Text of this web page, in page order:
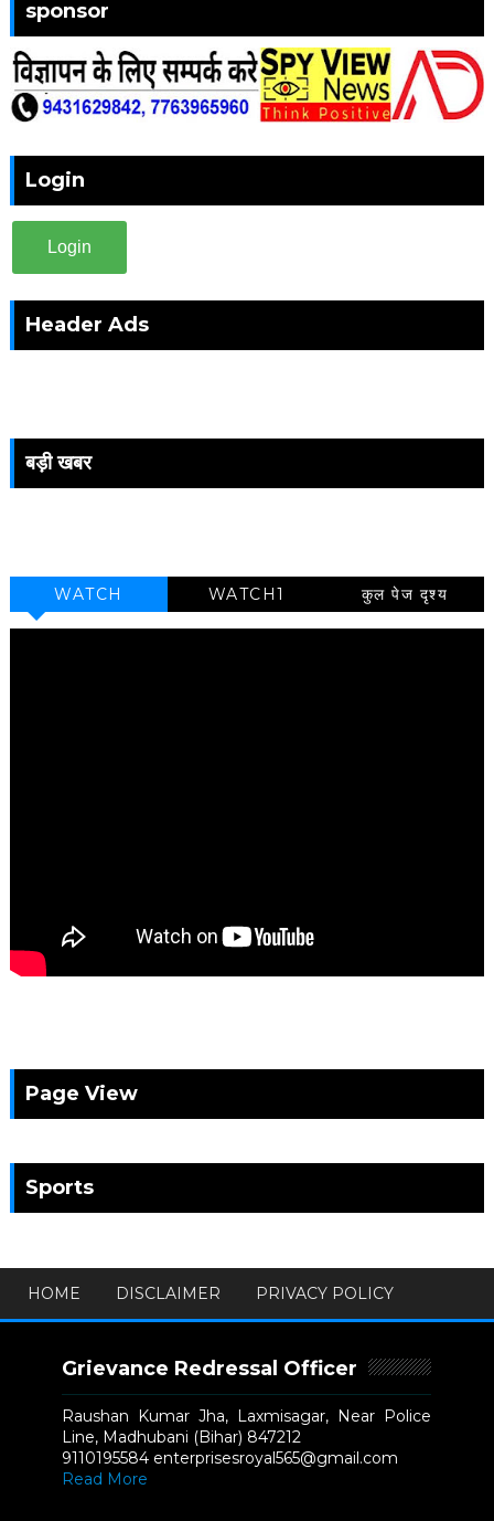
sponsor
Login
Login
Header Ads
बड़ी खबर
WATCH WATCH1 कुल पेज दृश्य
Page View
Sports
HOME DISCLAIMER PRIVACY POLICY
Grievance Redressal Officer
Raushan Kumar Jha, Laxmisagar, Near Police
Line, Madhubani (Bihar) 847212
9110195584 enterprisesroyal565@gmail.com
Read More